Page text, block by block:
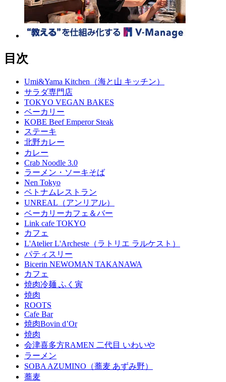
目次
Umi&Yama Kitchen（海と山 キッチン）
サラダ専門店
TOKYO VEGAN BAKES
ベーカリー
KOBE Beef Emperor Steak
ステーキ
北野カレー
カレー
Crab Noodle 3.0
ラーメン・ソーキそば
Nen Tokyo
ベトナムレストラン
UNREAL（アンリアル）
ベーカリーカフェ＆バー
Link cafe TOKYO
カフェ
L'Atelier L'Archeste（ラトリエ ラルケスト）
パティスリー
Bicerin NEWOMAN TAKANAWA
カフェ
焼肉冷麺 ふく寅
焼肉
ROOTS
Cafe Bar
焼肉Bovin d’Or
焼肉
会津喜多方RAMEN 二代目 いわいや
ラーメン
SOBA AZUMINO（蕎麦 あずみ野）
蕎麦